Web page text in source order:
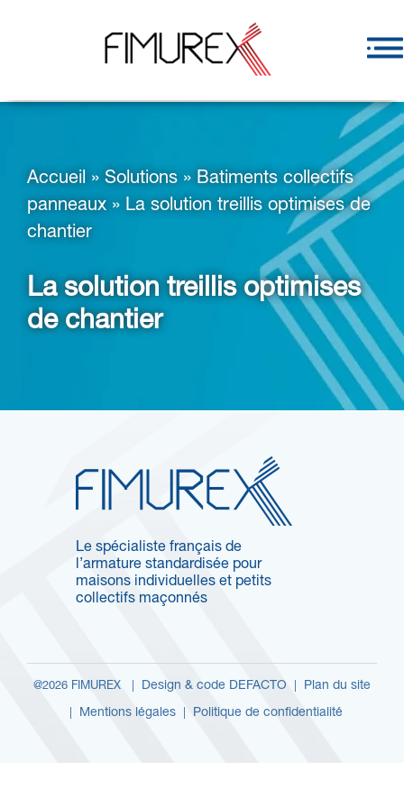
Accueil » Solutions » Batiments collectifs
panneaux » La solution treillis optimises de
chantier
La solution treillis optimises
de chantier
Le spécialiste français de
l’armature standardisée pour
maisons individuelles et petits
collectifs maçonnés
@2026 FIMUREX | Design & code DEFACTO Plan du site
Mentions légales| Politique de confidentialité